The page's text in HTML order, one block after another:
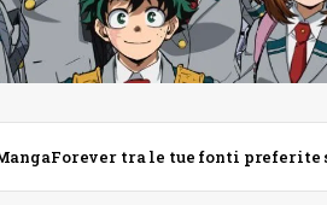
tra le tue fonti preferite